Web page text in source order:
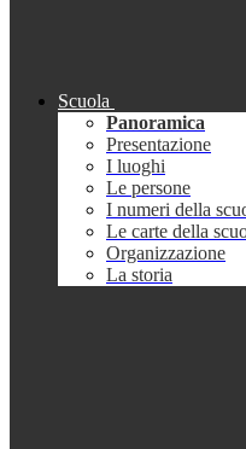
Scuola
Panoramica
Presentazione
I luoghi
Le persone
I numeri della
Le carte della
Organizzazione
La storia